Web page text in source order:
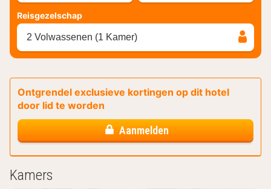
Reisgezelschap
2 Volwassenen (1 Kamer)
Ontgrendel exclusieve kortingen op dit hotel
door lid te worden
Aanmelden
Kamers